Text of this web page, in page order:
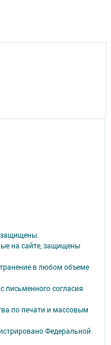
защищены.
на сайте, защищены
в любом объеме
письменного согласия
по печати и массовым
Федеральной